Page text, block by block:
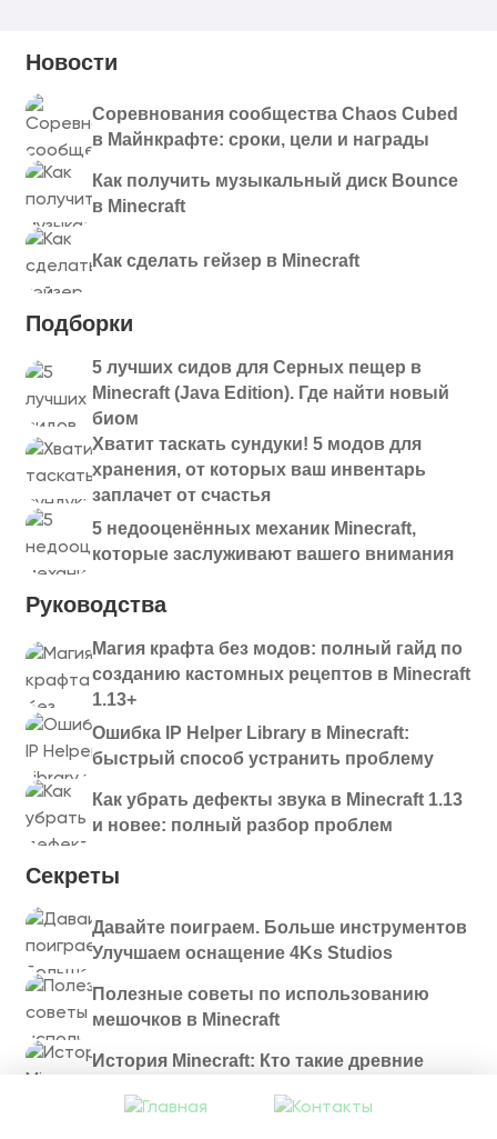
Новости
Соревнования сообщества Chaos Cubed
в Майнкрафте: сроки, цели и награды
Как получить музыкальный диск Bounce
в Minecraft
Как сделать гейзер в Minecraft
Подборки
5 лучших сидов для Серных пещер в
Minecraft (Java Edition). Где найти новый
биом
Хватит таскать сундуки! 5 модов для
хранения, от которых ваш инвентарь
заплачет от счастья
5 недооценённых механик Minecraft,
которые заслуживают вашего внимания
Руководства
Магия крафта без модов: полный гайд по
созданию кастомных рецептов в Minecraft
1.13+
Ошибка IP Helper Library в Minecraft:
быстрый способ устранить проблему
Как убрать дефекты звука в Minecraft 1.13
и новее: полный разбор проблем
Секреты
Давайте поиграем. Больше инструментов
Улучшаем оснащение 4Ks Studios
Полезные советы по использованию
мешочков в Minecraft
История Minecraft: Кто такие древние